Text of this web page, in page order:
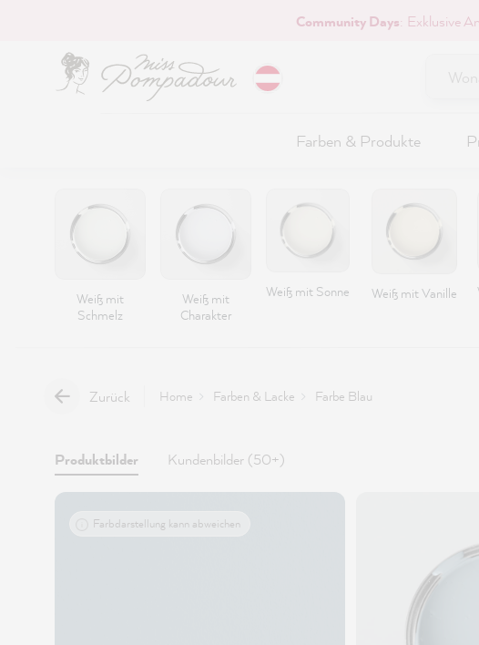
Community Days: Exklusive
Farben & Produkte
Weiß mit
Schmelz
Weiß mit
Charakter
Weiß mit Sonne Weiß mit Vanille
Zurück Home Farben & Lacke Farbe Blau
Produktbilder Kundenbilder (50+)
Farbdarstellung kann abweichen